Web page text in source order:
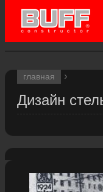
главная ›
Дизайн